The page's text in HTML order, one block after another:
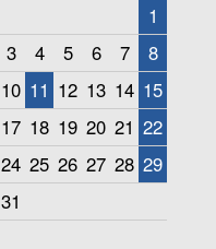
1
3 4 5 6 7
8
10 11 12 13 14 15
17 18 19 20 21 22
24 25 26 27 28 29
31